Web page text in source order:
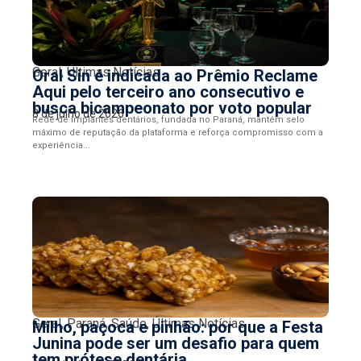
Geral, Últimas Notícias
Oral Sin é indicada ao Prêmio Reclame
Aqui pelo terceiro ano consecutivo e
busca bicampeonato por voto popular
8 de julho de 2026
Rede de implantes dentários, fundada no Paraná, mantém selo
máximo de reputação da plataforma e reforça compromisso com a
experiência...
Geral,Paraná,Saúde, Últimas Notícias
Milho, paçoca e pinhão: por que a Festa
Junina pode ser um desafio para quem